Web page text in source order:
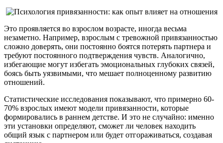
Это проявляется во взрослом возрасте, иногда весьма
незаметно. Например, взрослым с тревожной привязанностью
сложно доверять, они постоянно боятся потерять партнера и
требуют постоянного подтверждения чувств. Аналогично,
избегающие могут избегать эмоциональных глубоких связей,
боясь быть уязвимыми, что мешает полноценному развитию
отношений.
Статистические исследования показывают, что примерно 60-
70% взрослых имеют модели привязанности, которые
формировались в раннем детстве. И это не случайно: именно
эти установки определяют, сможет ли человек находить
общий язык с партнером или будет отгораживаться, создавая